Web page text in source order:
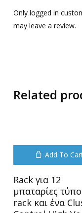
Only logged in
may leave a review.
Related
Add To
Rack για 12
μπαταρίες
rack και ένα